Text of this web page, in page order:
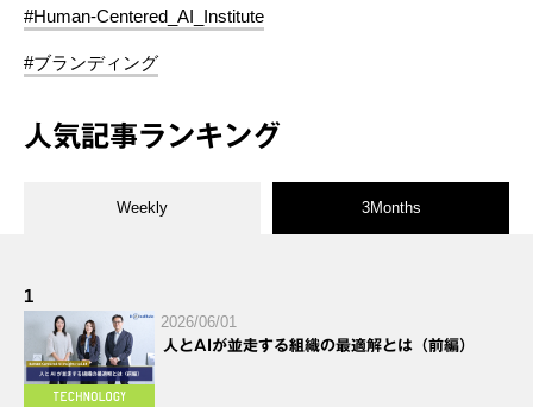
#Human-Centered_AI_Institute
#ブランディング
人気記事ランキング
Weekly 3Months
1
2026/06/01
人とAIが並走する組織の最適解とは（前編）